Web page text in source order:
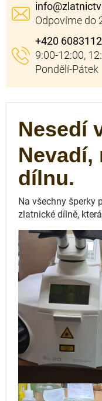
info@
+420
Nesedí
Nevadí,
dílnu.
Na všechny šperky
zlatnické dílně,